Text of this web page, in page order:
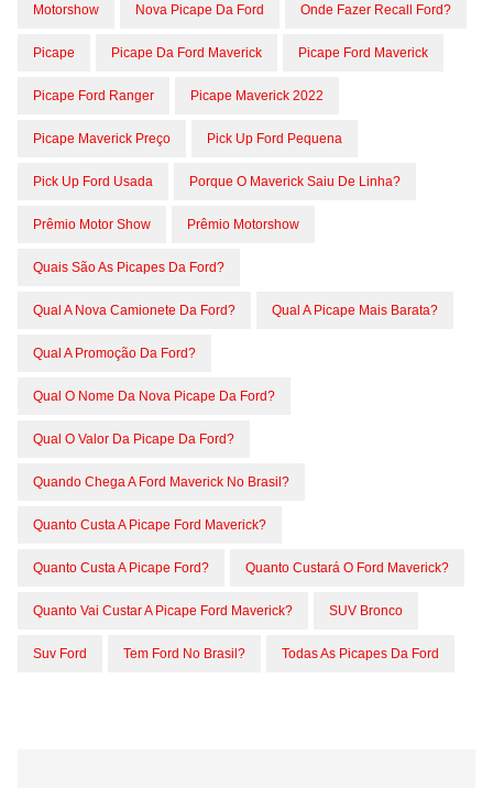
Motorshow Nova Picape Da Ford Onde Fazer Recall Ford?
Picape Picape Da Ford Maverick Picape Ford Maverick
Picape Ford Ranger Picape Maverick 2022
Picape Maverick Preço Pick Up Ford Pequena
Pick Up Ford Usada Porque O Maverick Saiu De Linha?
Prêmio Motor Show Prêmio Motorshow
Quais São As Picapes Da Ford?
Qual A Nova Camionete Da Ford? Qual A Picape Mais Barata?
Qual A Promoção Da Ford?
Qual O Nome Da Nova Picape Da Ford?
Qual O Valor Da Picape Da Ford?
Quando Chega A Ford Maverick No Brasil?
Quanto Custa A Picape Ford Maverick?
Quanto Custa A Picape Ford? Quanto Custará O Ford Maverick?
Quanto Vai Custar A Picape Ford Maverick? SUV Bronco
Suv Ford Tem Ford No Brasil? Todas As Picapes Da Ford